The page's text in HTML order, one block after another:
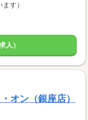
す）
人）
オン（銀座店）